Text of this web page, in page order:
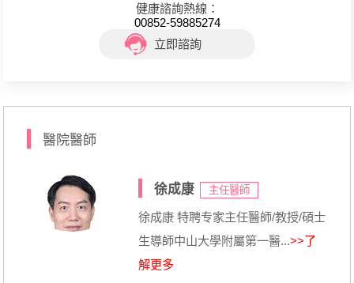
健康諮詢熱線：
00852-59885274
立即諮詢
醫院醫師
徐成康 主任醫師
徐成康 特聘专家主任醫師/教授/碩士
生導師中山大學附屬第一醫...>>了
解更多